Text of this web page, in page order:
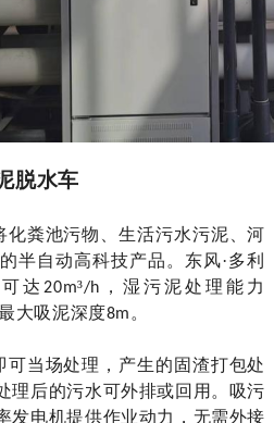
脱水车
粪池污物、生活污水污泥、河
半自动高科技产品。东风·多利
达 20m³/h ，湿污泥处理能力
最大吸泥深度8m 。
当场处理，产生的固渣打包处
理后的污水可外排或回用。吸污
发电机提供作业动力，无需外接